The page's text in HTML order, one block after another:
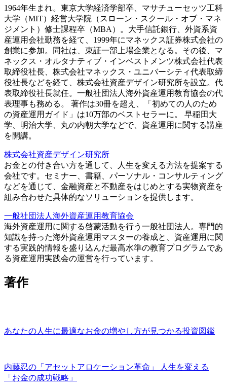
1964年生まれ。東京大学経済学部卒、マサチューセッツ工科
大学（MIT）経営大学院（スローン・スクール・オブ・マネ
ジメント）修士課程卒（MBA）。大手信託銀行、外資系資
産運用会社勤務を経て、1999年にマネックス証券株式会社の
創業に参加。同社は、東証一部上場企業となる。その後、マ
ネックス・オルタナティブ・インベストメンツ株式会社代表
取締役社長、株式会社マネックス・ユニバーシティ代表取締
役社長などを経て、株式会社資産デザイン研究所を設立。代
表取締役社長就任。一般社団法人海外資産運用教育協会の代
表理事も務める。 著作は30冊を超え、「初めての人のため
の資産運用ガイド」は10万部のベストセラーに。 早稲田大
学、明治大学、丸の内朝大学などで、資産運用に関する講座
を開講。
株式会社資産デザイン研究所
お金との付き合い方を通して、人生を変える方法を提案する
会社です。セミナー、書籍、パーソナル・コンサルティング
などを通じて、金融資産と不動産をはじめとする実物資産を
組み合わせた具体的なソリューションを提供します。
一般社団法人海外資産運用教育協会
海外資産運用に関する啓蒙活動を行う一般社団法人。専門的
知識を持った海外資産運用マスターの養成と、資産運用に関
する実践的情報を盛り込んだ最高水準の教育プログラムであ
る資産運用実践会の運営を行っています。
著作
あなたの人生に最適なお金の増やし方が見つかる投資図鑑
内藤忍の「アセットアロケーション革命」 人生を変える
「お金の成功戦略」